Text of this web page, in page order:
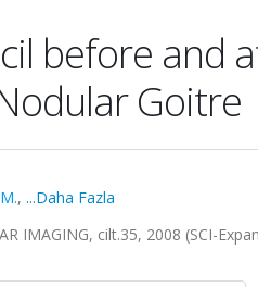
before and
Goitre
, ...Daha Fazla
IMAGING, cilt.35, 2008 (SCI-